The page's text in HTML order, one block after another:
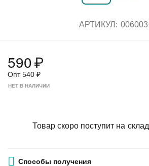
АРТИКУЛ: 006003
590₽
Опт540 ₽
НЕТ В НАЛИЧИИ
Товар скоро поступит на склад
Способы получения